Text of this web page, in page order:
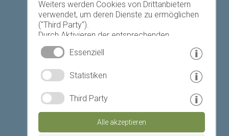
22 °C 34 °C
© www.drescher.it - Webdesign in Südtirol
Impressum
Weiters werden Cookies von Drittanbietern
verwendet, um deren Dienste zu ermöglichen
("Third Party").
Durch Aktivieren der entsprechenden
Schaltflächen entscheiden Sie selbst, welche
Cookies zum Einsatz kommen.
speichern" oder "Auswahl ablehnen" erklären
Cookies erlauben.
Ihre Einwilligung können Sie jederzeit
widerrufen.
Essenziell
Statistiken
Third Party
Alle akzeptieren